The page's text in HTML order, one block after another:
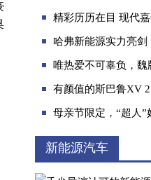
透过市场交付表现，
精彩历历在目 现代
哈弗新能源实力亮剑，
唯热爱不可辜负，魏牌全新蓝山
有颜值的斯巴鲁XV
母亲节限定，“超人”妈妈
新能源汽车